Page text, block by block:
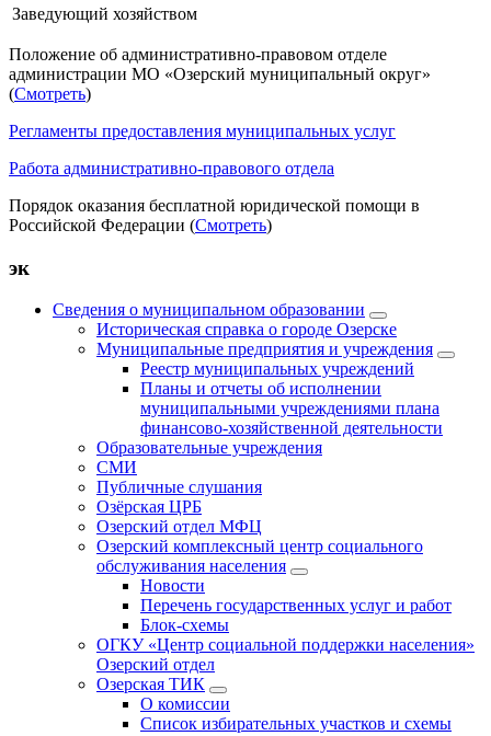
Заведующий хозяйством
Положение об административно-правовом отделе
администрации МО «Озерский муниципальный округ»
(Смотреть)
Регламенты предоставления муниципальных услуг
Работа административно-правового отдела
Порядок оказания бесплатной юридической помощи в
Российской Федерации (Смотреть)
эк
Сведения о муниципальном образовании
Историческая справка о городе Озерске
Муниципальные предприятия и учреждения
Реестр муниципальных учреждений
Планы и отчеты об исполнении
муниципальными учреждениями плана
финансово-хозяйственной деятельности
Образовательные учреждения
СМИ
Публичные слушания
Озёрская ЦРБ
Озерский отдел МФЦ
Озерский комплексный центр социального
обслуживания населения
Новости
Перечень государственных услуг и работ
Блок-схемы
ОГКУ «Центр социальной поддержки населения»
Озерский отдел
Озерская ТИК
О комиссии
Список избирательных участков и схемы